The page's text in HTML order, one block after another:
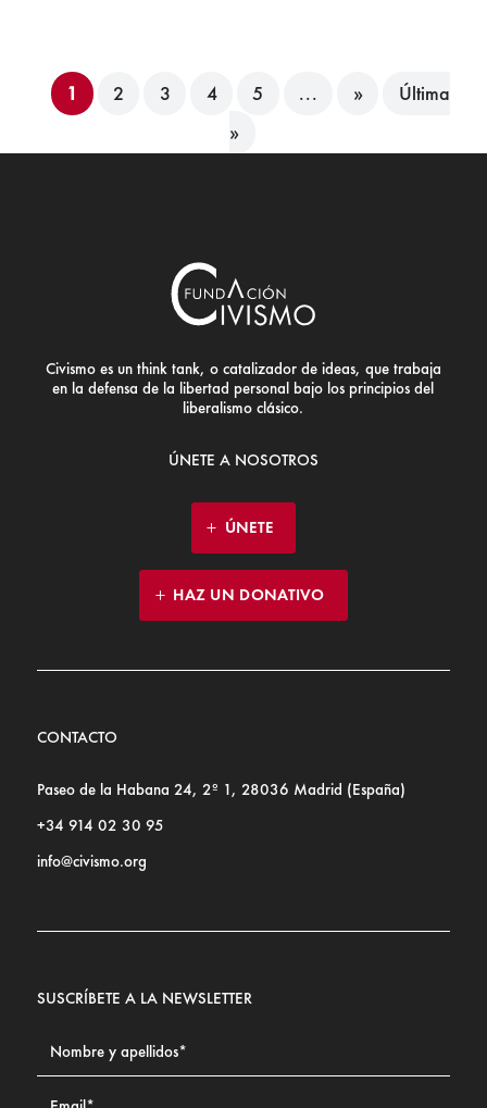
1 2 3 4 5 ... »
Última
»
Civismo es un think tank, o catalizador de ideas, que trabaja
en la defensa de la libertad personal bajo los principios del
liberalismo clásico.
ÚNETE A NOSOTROS
ÚNETE
HAZ UN DONATIVO
CONTACTO
Paseo de la Habana 24, 2º 1, 28036 Madrid (España)
+34 914 02 30 95
info@civismo.org
SUSCRÍBETE A LA NEWSLETTER